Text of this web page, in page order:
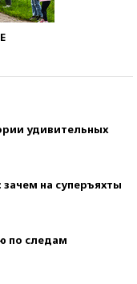
удивительных
на суперъяхты
по следам